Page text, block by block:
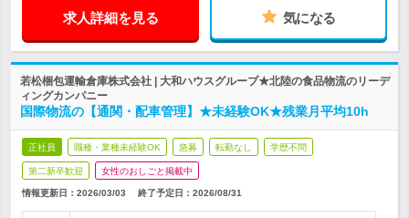
求人詳細を見る 気になる
若松梱包運輸倉庫株式会社 | 大和ハウスグループ★北陸の食品物流のリーデ
ィングカンパニー
国際物流の【通関・配車管理】★未経験OK★残業月平均10h
正社員 職種・業種未経験OK 急募 転勤なし 学歴不問
第二新卒歓迎 女性のおしごと掲載中
情報更新日：2026/03/03 終了予定日： 2026/08/31